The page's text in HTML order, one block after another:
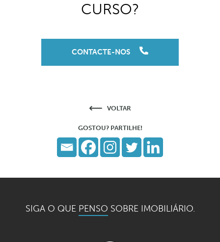
CURSO?
CONTACTE-NOS
VOLTAR
GOSTOU? PARTILHE!
SIGA O QUE PENSO SOBRE IMOBILIÁRIO.